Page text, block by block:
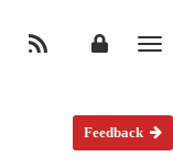
Feedback